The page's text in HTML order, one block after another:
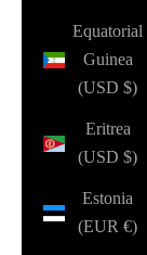
Equatorial
Guinea
(USD $)
Eritrea
(USD $)
Estonia
(EUR €)